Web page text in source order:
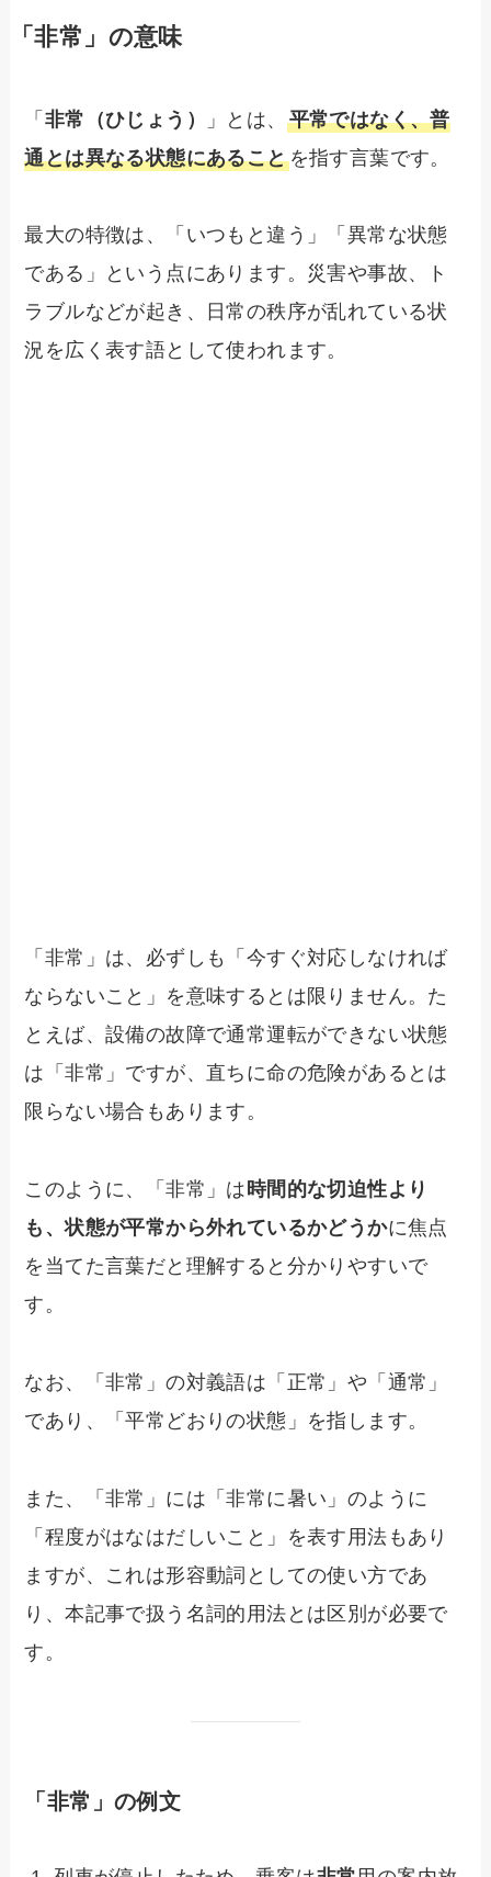
「非常」の意味
「 非常（ひじょう） 」とは、 平常ではなく、普
通とは異なる状態にあることを指す言葉です。
最大の特徴は、「いつもと違う」「異常な状態
である」という点にあります。災害や事故、ト
ラブルなどが起き、日常の秩序が乱れている状
況を広く表す語として使われます。
「非常」は、必ずしも「今すぐ対応しなければ
ならないこと」を意味するとは限りません。た
とえば、設備の故障で通常運転ができない状態
は「非常」ですが、直ちに命の危険があるとは
限らない場合もあります。
このように、「非常」は時間的な切迫性より
も、状態が平常から外れているかどうかに焦点
を当てた言葉だと理解すると分かりやすいで
す。
なお、「非常」の対義語は「正常」や「通常」
であり、「平常どおりの状態」を指します。
また、「非常」には「非常に暑い」のように
「程度がはなはだしいこと」を表す用法もあり
ますが、これは形容動詞としての使い方であ
り、本記事で扱う名詞的用法とは区別が必要で
す。
「非常」の例文